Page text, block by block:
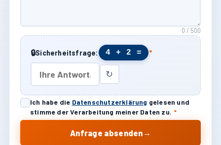
0 / 500
🔒Sicherheitsfrage: 4 + 2 = *
↻
Ich habe die Datenschutzerklärung gelesen und
stimme der Verarbeitung meiner Daten zu. *
Anfrage absenden →